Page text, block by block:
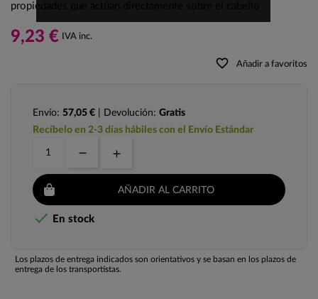
propiedades que actúan directamente sobre el cabello
9,23 € IVA inc.
favorite_border Añadir a favoritos
Envío: 57,05 € | Devolución: Gratis
Recíbelo en 2-3 días hábiles con el Envío Estándar
AÑADIR AL CARRITO
 En stock
Los plazos de entrega indicados son orientativos y se basan en los plazos de
entrega de los transportistas.